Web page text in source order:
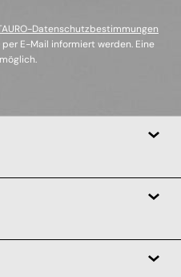
Datenschutzbestimmungen
E-Mail informiert werden. Eine